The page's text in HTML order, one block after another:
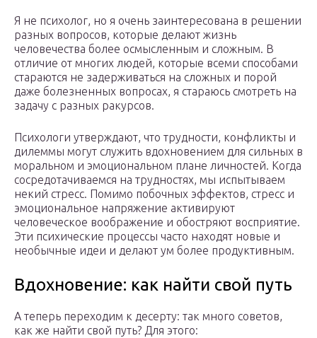
Я не психолог, но я очень заинтересована в решении
разных вопросов, которые делают жизнь
человечества более осмысленным и сложным. В
отличие от многих людей, которые всеми способами
стараются не задерживаться на сложных и порой
даже болезненных вопросах, я стараюсь смотреть на
задачу с разных ракурсов.
Психологи утверждают, что трудности, конфликты и
дилеммы могут служить вдохновением для сильных в
моральном и эмоциональном плане личностей. Когда
сосредотачиваемся на трудностях, мы испытываем
некий стресс. Помимо побочных эффектов, стресс и
эмоциональное напряжение активируют
человеческое воображение и обостряют восприятие.
Эти психические процессы часто находят новые и
необычные идеи и делают ум более продуктивным.
Вдохновение: как найти свой путь
А теперь переходим к десерту: так много советов,
как же найти свой путь? Для этого: